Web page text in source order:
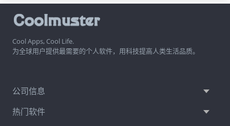
Cool Apps, Cool Life.
为全球用户提供最需要的个人软件，用科技提高人类生活品质。
公司信息
热门软件